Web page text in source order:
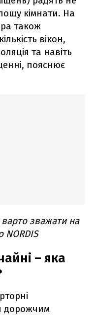
кімнати. На
також
вікон,
та навіть
пояснює
зважати на
– яка
дорожчим